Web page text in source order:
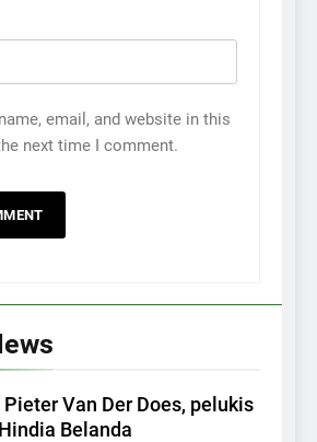
email, and website in this
next time I comment.
Van Der Does, pelukis
Belanda